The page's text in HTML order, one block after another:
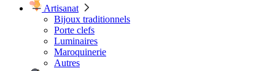
Artisanat
Bijoux traditionnels
Porte clefs
Luminaires
Maroquinerie
Autres